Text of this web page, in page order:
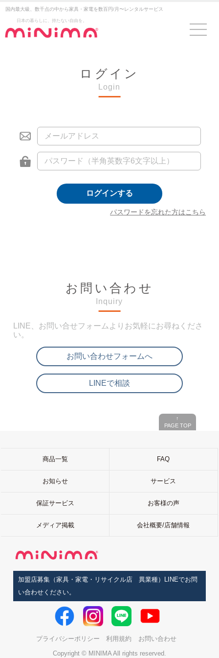
国内最大級、数千点の中から家具・家電を数百円/月〜レンタルサービス
日本の暮らしに、持たない自由を。
ログイン
Login
ログインする
パスワードを忘れた方はこちら
お問い合わせ
Inquiry
LINE、お問い合せフォームよりお気軽にお尋ねくださ
い。
お問い合わせフォームへ
LINEで相談
↑
PAGE TOP
商品一覧 FAQ
お知らせ サービス
保証サービス お客様の声
メディア掲載 会社概要/店舗情報
加盟店募集（家具・家電・リサイクル店 異業種）LINEでお問
い合わせください。
プライバシーポリシー 利用規約 お問い合わせ
Copyright © MINIMA All rights reserved.